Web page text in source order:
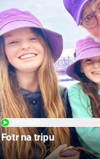
Fotr na tripu